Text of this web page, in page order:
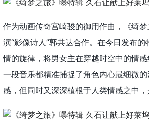
作为动画传奇宫崎骏的御用作曲，《绮
演“影像诗人”郭共达合作。在今日发布
情的旋律，将男女主在穿越时空中的情
一段音乐都精准捕捉了角色内心最细微
感，但同时又深深植根于人类情感之中